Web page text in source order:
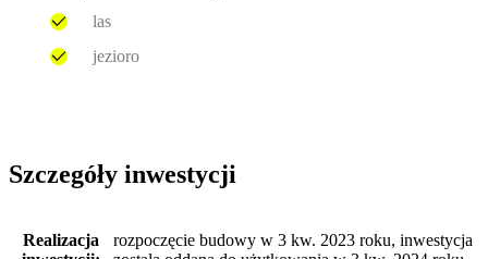
las
jezioro
Szczegóły inwestycji
Realizacja
rozpoczęcie budowy w 3 kw. 2023 roku, inwestycja